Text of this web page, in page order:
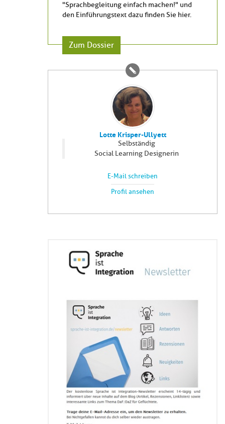
"Sprachbegleitung einfach machen!" und
den Einführungstext dazu finden Sie hier.
Zum Dossier
Lotte Krisper-Ullyett
Selbständig
Social Learning Designerin
E-Mail schreiben
Profil ansehen